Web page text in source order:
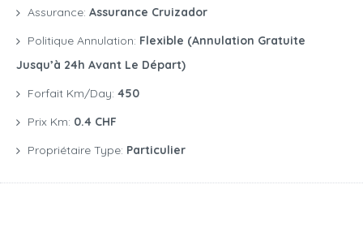
Assurance: Assurance Cruizador
Politique Annulation: Flexible (annulation Gratuite
Jusqu’à 24h Avant Le Départ)
Forfait Km/day: 450
Prix Km: 0.4 CHF
Propriétaire Type: Particulier